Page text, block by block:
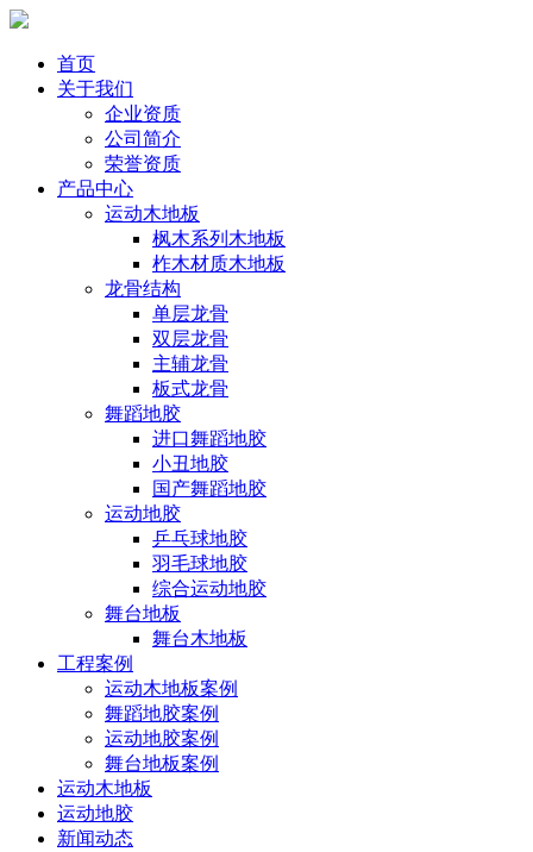
首页
关于我们
企业资质
公司简介
荣誉资质
产品中心
运动木地板
枫木系列木地板
柞木材质木地板
龙骨结构
单层龙骨
双层龙骨
主辅龙骨
板式龙骨
舞蹈地胶
进口舞蹈地胶
小丑地胶
国产舞蹈地胶
运动地胶
乒乓球地胶
羽毛球地胶
综合运动地胶
舞台地板
舞台木地板
工程案例
运动木地板案例
舞蹈地胶案例
运动地胶案例
舞台地板案例
运动木地板
运动地胶
新闻动态